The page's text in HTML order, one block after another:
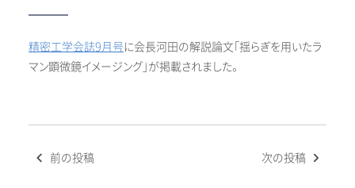
精密工学会誌9月号に会長河田の解説論文「揺らぎを用いたラ
マン顕微鏡イメージング」が掲載されました。
投 前の投稿 次の投稿